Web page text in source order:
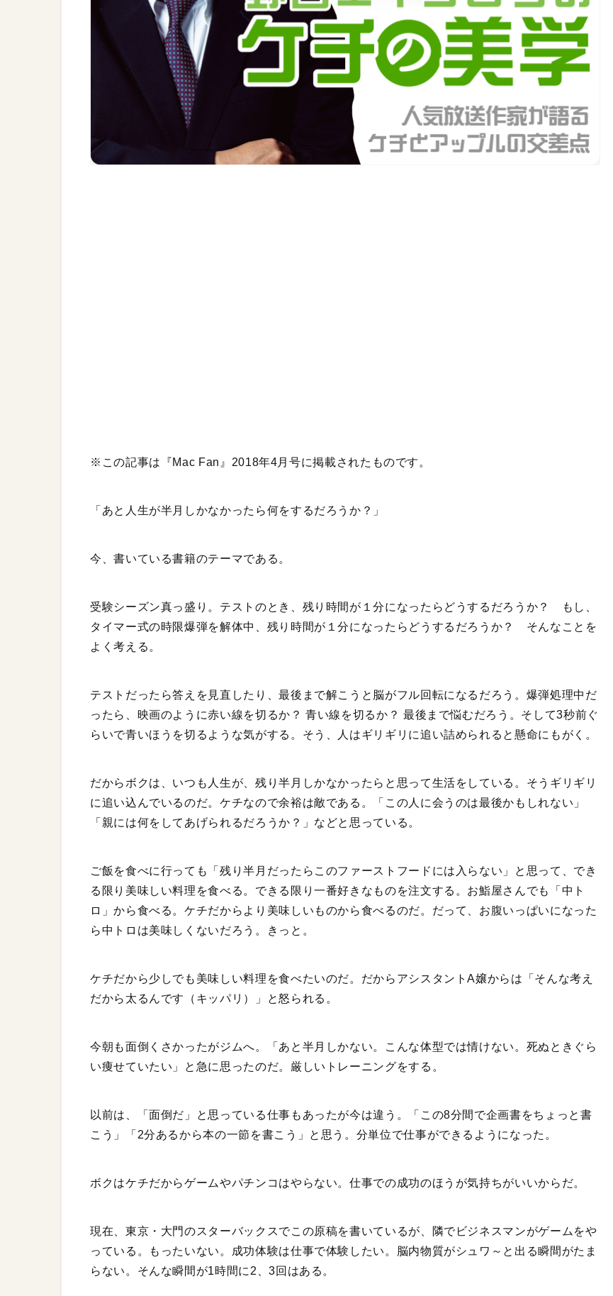
※この記事は『Mac Fan』2018年4月号に掲載されたものです。
「あと人生が半月しかなかったら何をするだろうか？」
今、書いている書籍のテーマである。
受験シーズン真っ盛り。テストのとき、残り時間が１分になったらどうするだろうか？ もし、
タイマー式の時限爆弾を解体中、残り時間が１分になったらどうするだろうか？ そんなことを
よく考える。
テストだったら答えを見直したり、最後まで解こうと脳がフル回転になるだろう。爆弾処理中だ
ったら、映画のように赤い線を切るか？ 青い線を切るか？ 最後まで悩むだろう。そして3秒前ぐ
らいで青いほうを切るような気がする。そう、人はギリギリに追い詰められると懸命にもがく。
だからボクは、いつも人生が、残り半月しかなかったらと思って生活をしている。そうギリギリ
に追い込んでいるのだ。ケチなので余裕は敵である。「この人に会うのは最後かもしれない」
「親には何をしてあげられるだろうか？」などと思っている。
ご飯を食べに行っても「残り半月だったらこのファーストフードには入らない」と思って、でき
る限り美味しい料理を食べる。できる限り一番好きなものを注文する。お鮨屋さんでも「中ト
ロ」から食べる。ケチだからより美味しいものから食べるのだ。だって、お腹いっぱいになった
ら中トロは美味しくないだろう。きっと。
ケチだから少しでも美味しい料理を食べたいのだ。だからアシスタントA嬢からは「そんな考え
だから太るんです（キッパリ）」と怒られる。
今朝も面倒くさかったがジムへ。「あと半月しかない。こんな体型では情けない。死ぬときぐら
い痩せていたい」と急に思ったのだ。厳しいトレーニングをする。
以前は、「面倒だ」と思っている仕事もあったが今は違う。「この8分間で企画書をちょっと書
こう」「2分あるから本の一節を書こう」と思う。分単位で仕事ができるようになった。
ボクはケチだからゲームやパチンコはやらない。仕事での成功のほうが気持ちがいいからだ。
現在、東京・大門のスターバックスでこの原稿を書いているが、隣でビジネスマンがゲームをや
っている。もったいない。成功体験は仕事で体験したい。脳内物質がシュワ～と出る瞬間がたま
らない。そんな瞬間が1時間に2、3回はある。